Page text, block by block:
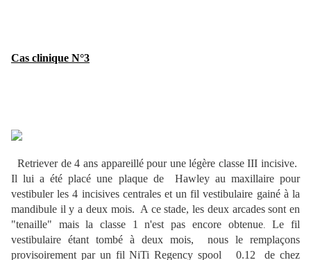
Cas clinique N°3
Retriever de 4 ans appareillé pour une légère classe III incisive.
Il lui a été placé une plaque de Hawley au maxillaire pour
vestibuler les 4 incisives centrales et un fil vestibulaire gainé à la
mandibule il y a deux mois. A ce stade, les deux arcades sont en
"tenaille" mais la classe 1 n'est pas encore obtenue. Le fil
vestibulaire étant tombé à deux mois, nous le remplaçons
provisoirement par un fil NiTi Regency spool 0.12 de chez